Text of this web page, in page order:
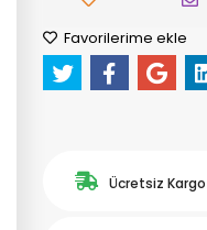
Favorilerime ekle
Ücretsiz Kargo